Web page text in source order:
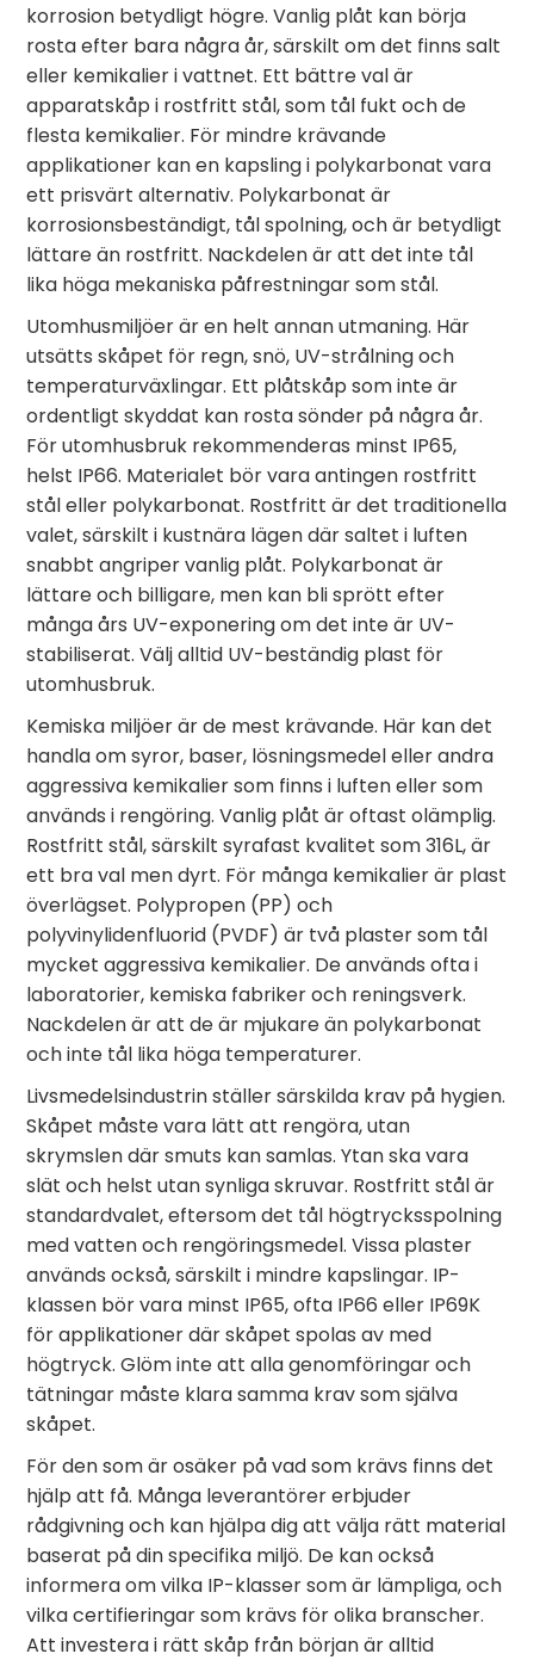
korrosion betydligt högre. Vanlig plåt kan börja
rosta efter bara några år, särskilt om det finns salt
eller kemikalier i vattnet. Ett bättre val är
apparatskåp i rostfritt stål, som tål fukt och de
flesta kemikalier. För mindre krävande
applikationer kan en kapsling i polykarbonat vara
ett prisvärt alternativ. Polykarbonat är
korrosionsbeständigt, tål spolning, och är betydligt
lättare än rostfritt. Nackdelen är att det inte tål
lika höga mekaniska påfrestningar som stål.
Utomhusmiljöer är en helt annan utmaning. Här
utsätts skåpet för regn, snö, UV-strålning och
temperaturväxlingar. Ett plåtskåp som inte är
ordentligt skyddat kan rosta sönder på några år.
För utomhusbruk rekommenderas minst IP65,
helst IP66. Materialet bör vara antingen rostfritt
stål eller polykarbonat. Rostfritt är det traditionella
valet, särskilt i kustnära lägen där saltet i luften
snabbt angriper vanlig plåt. Polykarbonat är
lättare och billigare, men kan bli sprött efter
många års UV-exponering om det inte är UV-
stabiliserat. Välj alltid UV-beständig plast för
utomhusbruk.
Kemiska miljöer är de mest krävande. Här kan det
handla om syror, baser, lösningsmedel eller andra
aggressiva kemikalier som finns i luften eller som
används i rengöring. Vanlig plåt är oftast olämplig.
Rostfritt stål, särskilt syrafast kvalitet som 316L, är
ett bra val men dyrt. För många kemikalier är plast
överlägset. Polypropen (PP) och
polyvinylidenfluorid (PVDF) är två plaster som tål
mycket aggressiva kemikalier. De används ofta i
laboratorier, kemiska fabriker och reningsverk.
Nackdelen är att de är mjukare än polykarbonat
och inte tål lika höga temperaturer.
Livsmedelsindustrin ställer särskilda krav på hygien.
Skåpet måste vara lätt att rengöra, utan
skrymslen där smuts kan samlas. Ytan ska vara
slät och helst utan synliga skruvar. Rostfritt stål är
standardvalet, eftersom det tål högtrycksspolning
med vatten och rengöringsmedel. Vissa plaster
används också, särskilt i mindre kapslingar. IP-
klassen bör vara minst IP65, ofta IP66 eller IP69K
för applikationer där skåpet spolas av med
högtryck. Glöm inte att alla genomföringar och
tätningar måste klara samma krav som själva
skåpet.
För den som är osäker på vad som krävs finns det
hjälp att få. Många leverantörer erbjuder
rådgivning och kan hjälpa dig att välja rätt material
baserat på din specifika miljö. De kan också
informera om vilka IP-klasser som är lämpliga, och
vilka certifieringar som krävs för olika branscher.
Att investera i rätt skåp från början är alltid